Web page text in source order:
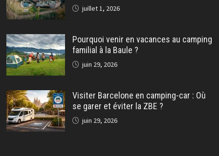
juillet 1, 2026
Pourquoi venir en vacances au camping
familial à la Baule ?
juin 29, 2026
Visiter Barcelone en camping-car : Où
se garer et éviter la ZBE ?
juin 29, 2026